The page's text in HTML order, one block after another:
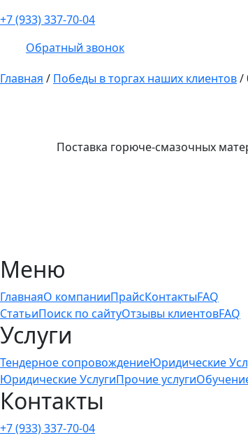
+7 (933) 337-70-04
Обратный звонок
Главная / Победы в торгах наших клиентов/
Поставка горюче-смазочных
Меню
ГлавнаяО компанииПрайсКонтактыFAQ
СтатьиПоиск по сайтуОтзывы клиентовFAQ
Услуги
Тендерное сопровождениеЮридические
Юридические УслугиПрочие услуги
Контакты
+7 (933) 337-70-04